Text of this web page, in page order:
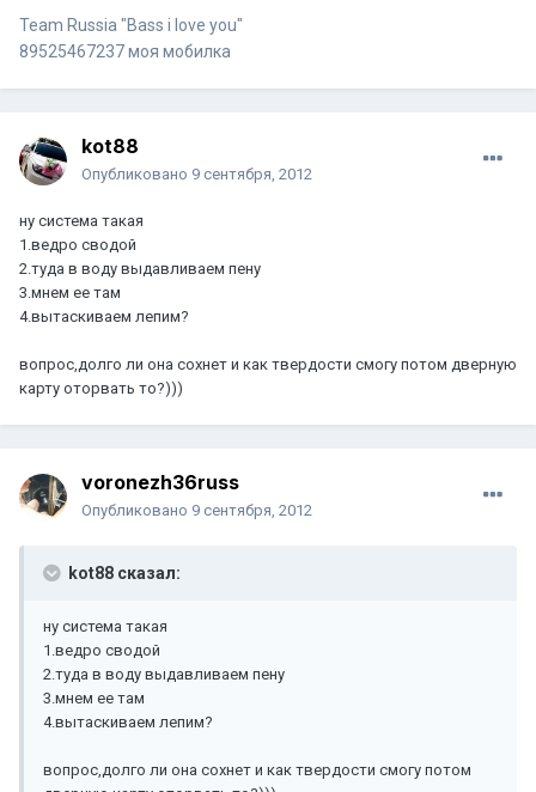
Team Russia "Bass i love you"
89525467237 моя мобилка
kot88
Опубликовано 9 сентября, 2012
ну система такая
1.ведро сводой
2.туда в воду выдавливаем пену
3.мнем ее там
4.вытаскиваем лепим?
вопрос,долго ли она сохнет и как твердости смогу потом дверную
карту оторвать то?)))
voronezh36russ
Опубликовано 9 сентября, 2012
kot88 сказал:
ну система такая
1.ведро сводой
2.туда в воду выдавливаем пену
3.мнем ее там
4.вытаскиваем лепим?
вопрос,долго ли она сохнет и как твердости смогу потом